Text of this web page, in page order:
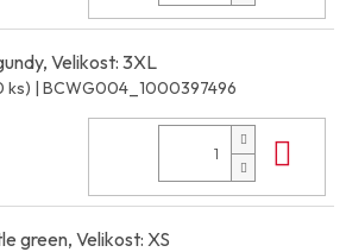
Velikost: 3XL
ks) | BCWG004_1000397496
green, Velikost: XS